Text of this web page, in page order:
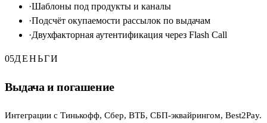
·Шаблоны под продукты и каналы
·Подсчёт окупаемости рассылок по выдачам
·Двухфакторная аутентификация через Flash Call
05ДЕНЬГИ
Выдача и погашение
Интеграции с Тинькофф, Сбер, ВТБ, СБП-эквайрингом, Best2Pay.